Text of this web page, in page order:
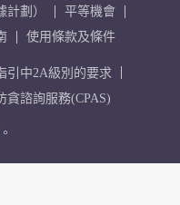
劃）
平等機會
使用條款及條件
引中2A級別的要求
貪諮詢服務(CPAS)